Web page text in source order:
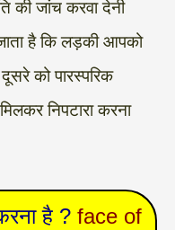
की जांच करवा देनी
है कि लड़की आपको
को पारस्परिक
निपटारा करना
है ? face of